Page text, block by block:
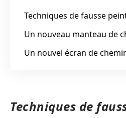
Techniques de fausse
Un nouveau manteau de
Un nouvel écran de
Techniques de